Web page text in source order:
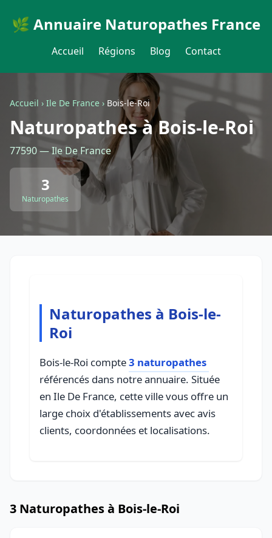
🌿 Annuaire Naturopathes France
Accueil Régions Blog Contact
Accueil › Ile De France › Bois-le-Roi
Naturopathes à Bois-le-Roi
77590 — Ile De France
3
Naturopathes
Naturopathes à Bois-le-
Roi
Bois-le-Roi compte3 naturopathes
référencés dans notre annuaire. Située
en Ile De France, cette ville vous offre un
large choix d'établissements avec avis
clients, coordonnées et localisations.
3 Naturopathes à Bois-le-Roi